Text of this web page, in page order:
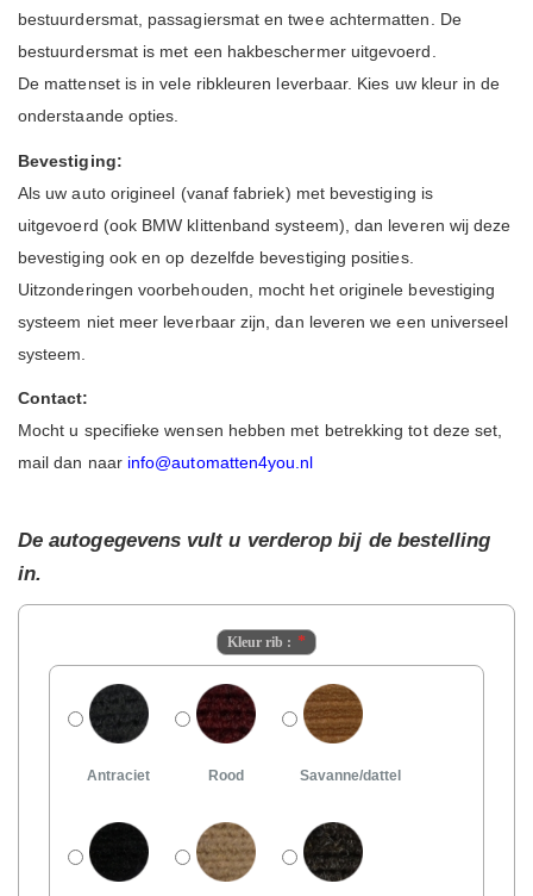
bestuurdersmat, passagiersmat en twee achtermatten. De
bestuurdersmat is met een hakbeschermer uitgevoerd.
De mattenset is in vele ribkleuren leverbaar. Kies uw kleur in de
onderstaande opties.
Bevestiging:
Als uw auto origineel (vanaf fabriek) met bevestiging is
uitgevoerd (ook BMW klittenband systeem), dan leveren wij deze
bevestiging ook en op dezelfde bevestiging posities.
Uitzonderingen voorbehouden, mocht het originele bevestiging
systeem niet meer leverbaar zijn, dan leveren we een universeel
systeem.
Contact:
Mocht u specifieke wensen hebben met betrekking tot deze set,
mail dan naar info@automatten4you.nl
De autogegevens vult u verderop bij de bestelling
in.
Kleur rib :
Antraciet Rood Savanne/dattel